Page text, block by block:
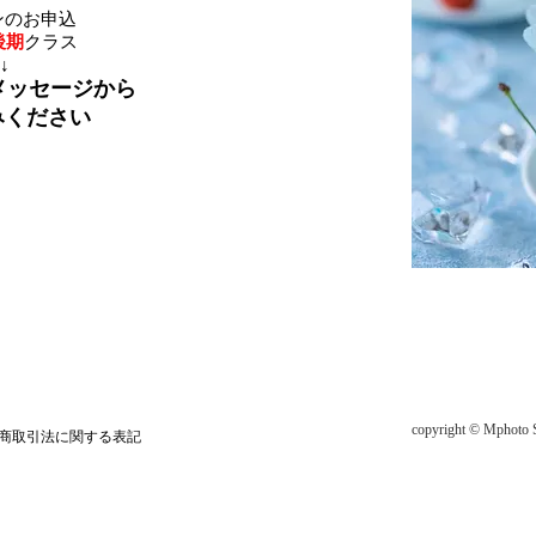
お申込
期クラス
​↓
ッセージから
ださい
取引法に関する表記 copyright © Mphoto